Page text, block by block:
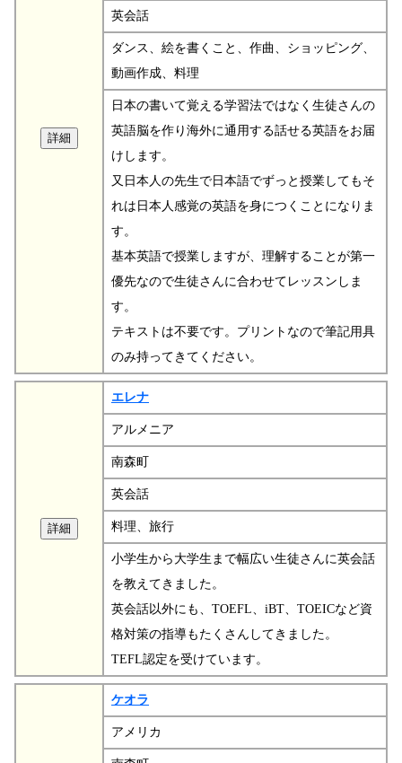
英会話
ダンス、絵を書くこと、作曲、ショッピング、
動画作成、料理
日本の書いて覚える学習法ではなく生徒さんの
英語脳を作り海外に通用する話せる英語をお届
けします。
又日本人の先生で日本語でずっと授業してもそ
れは日本人感覚の英語を身につくことになりま
す。
基本英語で授業しますが、理解することが第一
優先なので生徒さんに合わせてレッスンしま
す。
テキストは不要です。プリントなので筆記用具
のみ持ってきてください。
エレナ
アルメニア
南森町
英会話
料理、旅行
小学生から大学生まで幅広い生徒さんに英会話
を教えてきました。
英会話以外にも、TOEFL、iBT、TOEICなど資
格対策の指導もたくさんしてきました。
TEFL認定を受けています。
ケオラ
アメリカ